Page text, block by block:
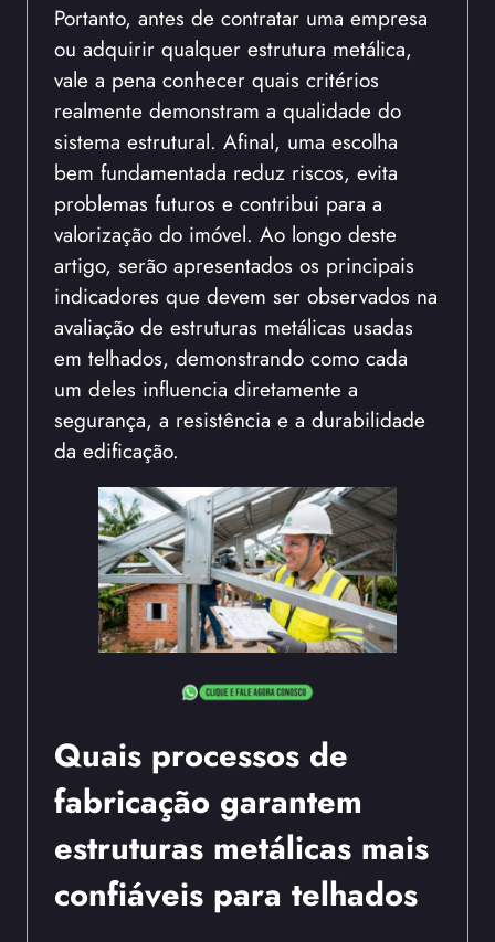
Portanto, antes de contratar uma empresa
ou adquirir qualquer estrutura metálica,
vale a pena conhecer quais critérios
realmente demonstram a qualidade do
sistema estrutural. Afinal, uma escolha
bem fundamentada reduz riscos, evita
problemas futuros e contribui para a
valorização do imóvel. Ao longo deste
artigo, serão apresentados os principais
indicadores que devem ser observados na
avaliação de estruturas metálicas usadas
em telhados, demonstrando como cada
um deles influencia diretamente a
segurança, a resistência e a durabilidade
da edificação.
Quais processos de
fabricação garantem
estruturas metálicas mais
confiáveis para telhados